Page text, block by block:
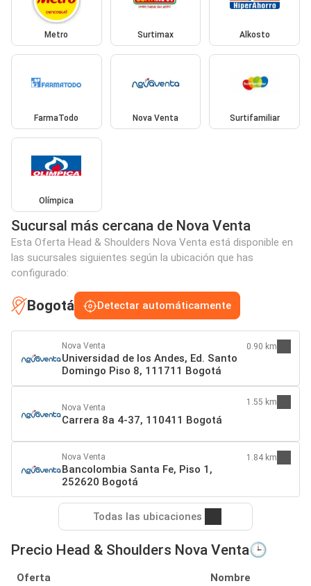
Metro Surtimax Alkosto
FarmaTodo Nova Venta Surtifamiliar
Olímpica
Sucursal más cercana de Nova Venta
Esta Oferta Head & Shoulders Nova Venta está disponible en
las sucursales siguientes según la ubicación que has
configurado:
Bogotá Detectar automáticamente
Nova Venta
Universidad de los Andes, Ed. Santo
Domingo Piso 8, 111711 Bogotá
0.90 km
Nova Venta
Carrera 8a 4-37, 110411 Bogotá
1.55 km
Nova Venta
Bancolombia Santa Fe, Piso 1,
252620 Bogotá
1.84 km
Todas las ubicaciones
Precio Head & Shoulders Nova Venta🕒
Oferta Nombre